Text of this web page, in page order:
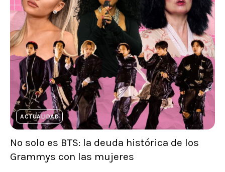
ACTUALIDAD
No solo es BTS: la deuda histórica de los
Grammys con las mujeres